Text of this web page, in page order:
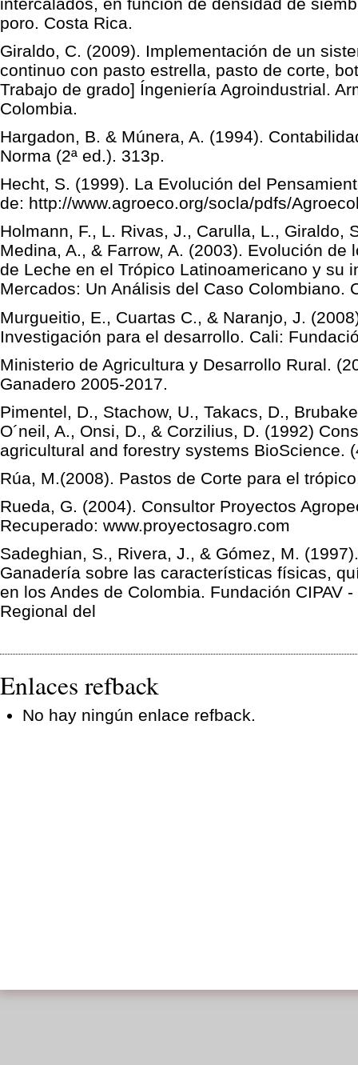
poro. Costa Rica.
Giraldo, C. (2009). Implementación de un
continuo con pasto estrella, pasto de corte,
Trabajo de grado] Íngeniería Agroindustrial.
Colombia.
Hargadon, B. & Múnera, A. (1994).
Norma (2ª ed.). 313p.
Hecht, S. (1999). La Evolución del
de: http://www.agroeco.org/socla/pdfs/
Holmann, F., L. Rivas, J., Carulla, L., Giraldo,
Medina, A., & Farrow, A. (2003). Evolución de
de Leche en el Trópico Latinoamericano y su
Mercados: Un Análisis del Caso Colombiano.
Murgueitio, E., Cuartas C., & Naranjo, J.
Investigación para el desarrollo. Cali:
Ministerio de Agricultura y Desarrollo Rural.
Ganadero 2005-2017.
Pimentel, D., Stachow, U., Takacs, D.,
O´neil, A., Onsi, D., & Corzilius, D. (1992)
agricultural and forestry systems BioScience.
Rúa, M.(2008). Pastos de Corte para el
Rueda, G. (2004). Consultor Proyectos
Recuperado: www.proyectosagro.com
Sadeghian, S., Rivera, J., & Gómez, M.
Ganadería sobre las características físicas,
en los Andes de Colombia. Fundación CIPAV
Regional del
Enlaces refback
No hay ningún enlace refback.